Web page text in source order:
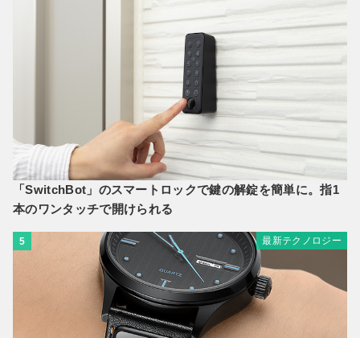
「SwitchBot」のスマートロックで鍵の解錠を簡単に。指1
本のワンタッチで開けられる
5 最新テクノロジー